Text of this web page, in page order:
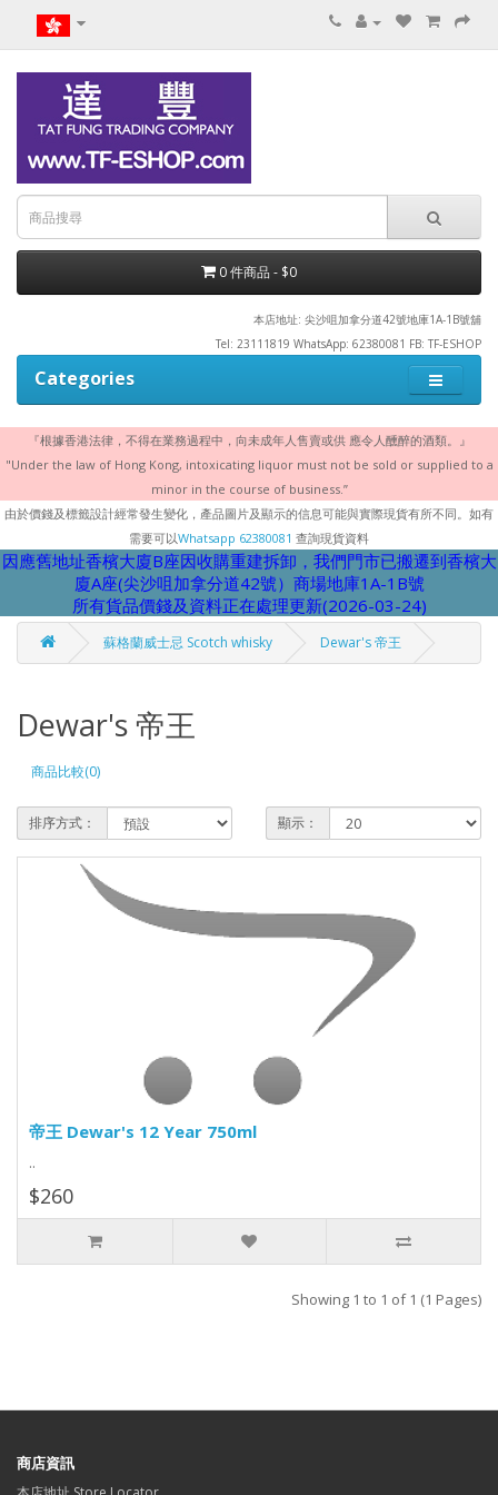
0 件商品 - $0
本店地址: 尖沙咀加拿分道42號地庫1A-1B號舖
Tel: 23111819 WhatsApp: 62380081 FB: TF-ESHOP
Categories
『根據香港法律，不得在業務過程中，向未成年人售賣或供 應令人醺醉的酒類。』
"Under the law of Hong Kong, intoxicating liquor must not be sold or supplied to a
minor in the course of business.”
由於價錢及標籤設計經常發生變化，產品圖片及顯示的信息可能與實際現貨有所不同。如有
需要可以Whatsapp 62380081 查詢現貨資料
因應舊地址香檳大廈B座因收購重建拆卸，我們門市已搬遷到香檳大
廈A座(尖沙咀加拿分道42號）商場地庫1A-1B號
所有貨品價錢及資料正在處理更新(2026-03-24)
蘇格蘭威士忌 Scotch whisky Dewar's 帝王
Dewar's 帝王
商品比較(0)
排序方式： 顯示：
帝王 Dewar's 12 Year 750ml
..
$260
Showing 1 to 1 of 1 (1 Pages)
商店資訊